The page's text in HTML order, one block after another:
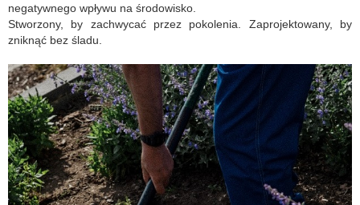
negatywnego wpływu na środowisko.
Stworzony, by zachwycać przez pokolenia. Zaprojektowany, by
zniknąć bez śladu.